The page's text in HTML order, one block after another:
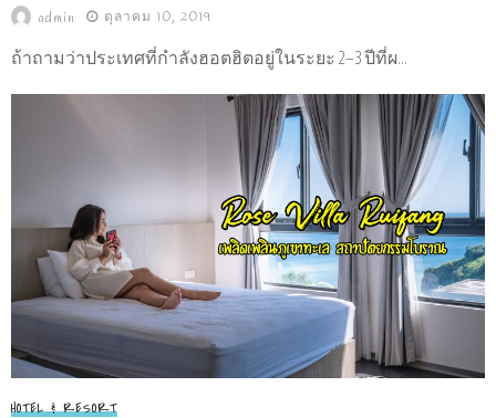
admin ตุลาคม 10, 2019
ถ้าถามว่าประเทศที่กำลังฮอตฮิตอยู่ในระยะ 2–3 ปีที่ผ...
HOTEL & RESORT